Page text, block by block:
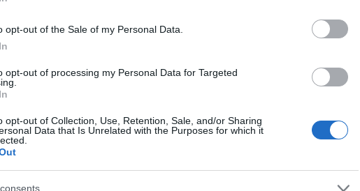
opt-out of the Sale of my Personal Data.
opt-out of processing my Personal Data for Targeted
opt-out of Collection, Use, Retention, Sale, and/or Sharing
Data that Is Unrelated with the Purposes for which it
- közölte az államtitkár.
mérséklésére is: júliustól már a második gyerek
gyerek születésekor pedig négymillió forintot.
számíthatnak a még gyerekvállalás előtt
és három gyereket tervez, akkor akár 25 millió
10 millió forintos babaváró támogatás és a 10
forintos kamattámogatott lakáshitelből
társulhat ötmillió forintos áfa-visszatérítés is, ha
előtörleszthető, egyszülős családok is élhetnek